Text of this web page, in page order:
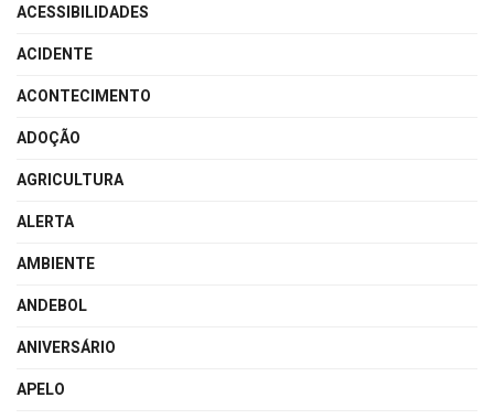
ACESSIBILIDADES
ACIDENTE
ACONTECIMENTO
ADOÇÃO
AGRICULTURA
ALERTA
AMBIENTE
ANDEBOL
ANIVERSÁRIO
APELO